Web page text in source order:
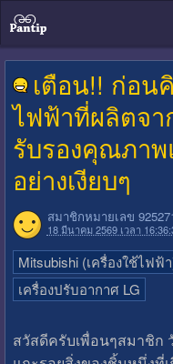
เตือน!! ก่อน
ไฟฟ้าที่ผลิตจ
รับรองคุณภาพ
อย่างเงียบๆ
สมาชิกหมายเลข
18 มีนาคม 2569 เวลา
Mitsubishi (เครื่องใช้ไฟฟ้
เครื่องปรับอากาศ LG
สวัสดีครับเพื่อนๆสมาชิ